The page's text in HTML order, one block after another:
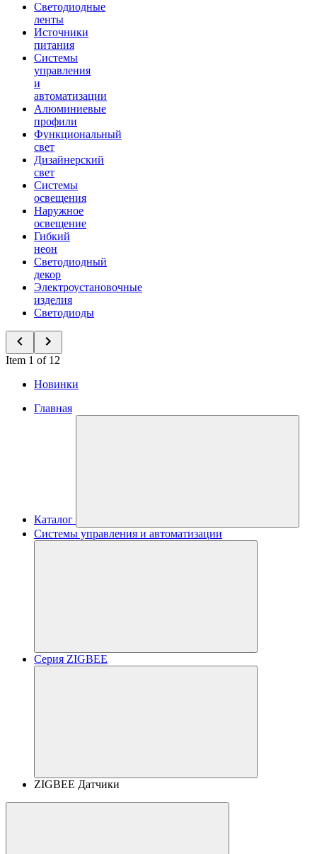
Светодиодные
ленты
Источники
питания
Системы
управления
и
автоматизации
Алюминиевые
профили
Функциональный
свет
Дизайнерский
свет
Системы
освещения
Наружное
освещение
Гибкий
неон
Светодиодный
декор
Электроустановочные
изделия
Светодиоды
Item 1 of 12
Новинки
Главная
Каталог
Системы управления и автоматизации
Серия ZIGBEE
ZIGBEE Датчики